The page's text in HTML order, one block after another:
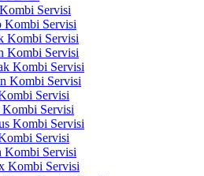
Servisi
Kombi Servisi
Kombi Servisi
Kombi Servisi
Kombi Servisi
Kombi Servisi
Servisi
Servisi
Kombi Servisi
Servisi
Kombi Servisi
Kombi Servisi